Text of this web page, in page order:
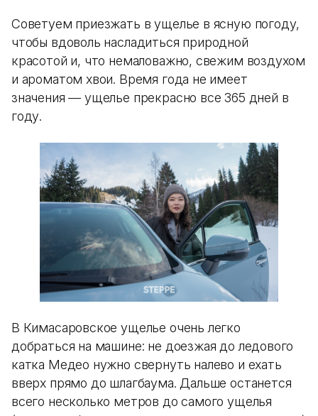
Советуем приезжать в ущелье в ясную погоду,
чтобы вдоволь насладиться природной
красотой и, что немаловажно, свежим воздухом
и ароматом хвои. Время года не имеет
значения — ущелье прекрасно все 365 дней в
году.
В Кимасаровское ущелье очень легко
добраться на машине: не доезжая до ледового
катка Медео нужно свернуть налево и ехать
вверх прямо до шлагбаума. Дальше останется
всего несколько метров до самого ущелья